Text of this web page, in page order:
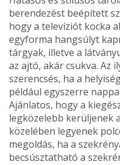
berende­zést beépített
hogy a televíziót kocka
egyforma hangsúlyt
tárgyak, illetve a
az ajtó, akár csuk­va. Az
szerencsés, ha a
például egyszerre
Ajánlatos, hogy a
legközelebb kerüljenek
közelében legyenek
megoldás, ha a
becsúsztatható a